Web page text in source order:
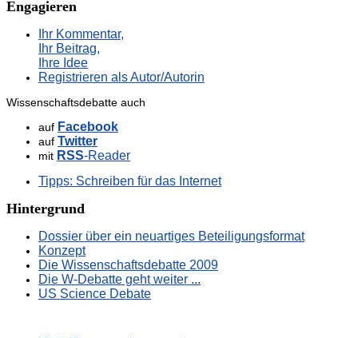
Engagieren
Ihr Kommentar,
Ihr Beitrag,
Ihre Idee
Registrieren als Autor/Autorin
Wissenschaftsdebatte auch
auf Facebook
auf Twitter
mit RSS-Reader
Tipps: Schreiben für das Internet
Hintergrund
Dossier über ein neuartiges Beteiligungsformat
Konzept
Die Wissenschaftsdebatte 2009
Die W-Debatte geht weiter ...
US Science Debate